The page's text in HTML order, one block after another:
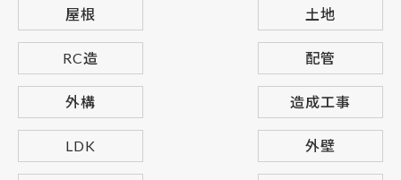
屋根 土地
RC造 配管
外構 造成工事
LDK 外壁